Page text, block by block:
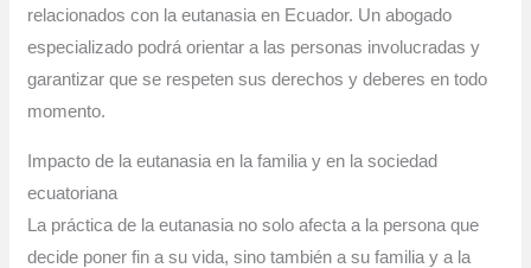
relacionados con la eutanasia en Ecuador. Un abogado
especializado podrá orientar a las personas involucradas y
garantizar que se respeten sus derechos y deberes en todo
momento.
Impacto de la eutanasia en la familia y en la sociedad
ecuatoriana
La práctica de la eutanasia no solo afecta a la persona que
decide poner fin a su vida, sino también a su familia y a la